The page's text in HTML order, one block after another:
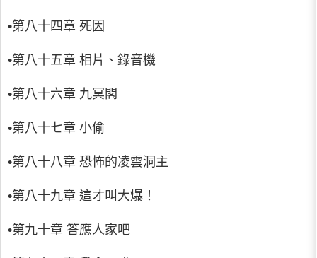
•第八十四章 死因
•第八十五章 相片、錄音機
•第八十六章 九冥閣
•第八十七章 小偷
•第八十八章 恐怖的凌雲洞主
•第八十九章 這才叫大爆！
•第九十章 答應人家吧